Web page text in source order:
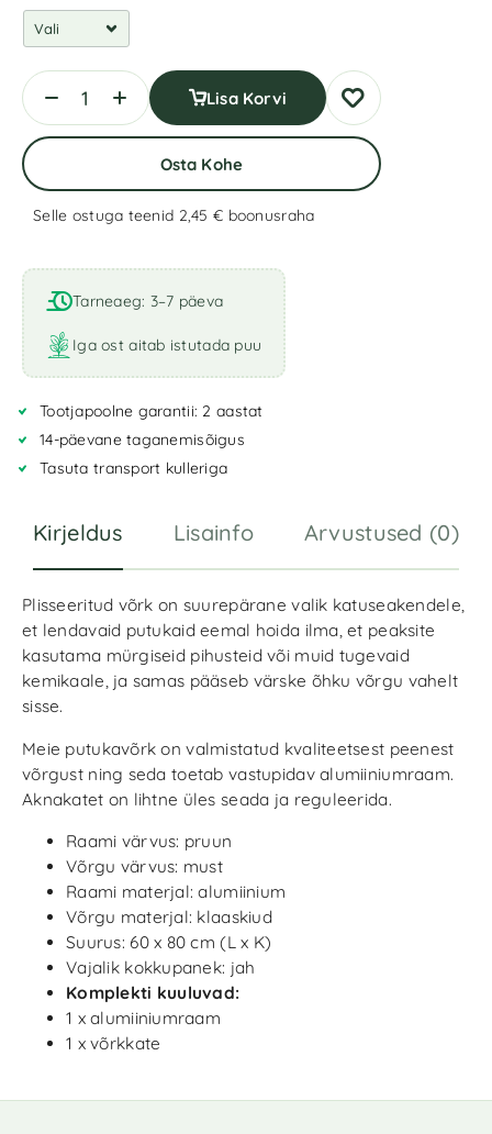
Lisa Korvi
Osta Kohe
Selle ostuga teenid 2,45 € boonusraha
l
t
e
r
n
t
i
Tarneaeg: 3–7 päeva
Iga ost aitab istutada puu
Tootjapoolne garantii: 2 aastat
14-päevane taganemisõigus
Tasuta transport kulleriga
Kirjeldus Lisainfo Arvustused (0)
Plisseeritud võrk on suurepärane valik katuseakendele,
et lendavaid putukaid eemal hoida ilma, et peaksite
kasutama mürgiseid pihusteid või muid tugevaid
kemikaale, ja samas pääseb värske õhku võrgu vahelt
sisse.
Meie putukavõrk on valmistatud kvaliteetsest peenest
võrgust ning seda toetab vastupidav alumiiniumraam.
Aknakatet on lihtne üles seada ja reguleerida.
Raami värvus: pruun
Võrgu värvus: must
Raami materjal: alumiinium
Võrgu materjal: klaaskiud
Suurus: 60 x 80 cm (L x K)
Vajalik kokkupanek: jah
Komplekti kuuluvad:
1 x alumiiniumraam
1 x võrkkate